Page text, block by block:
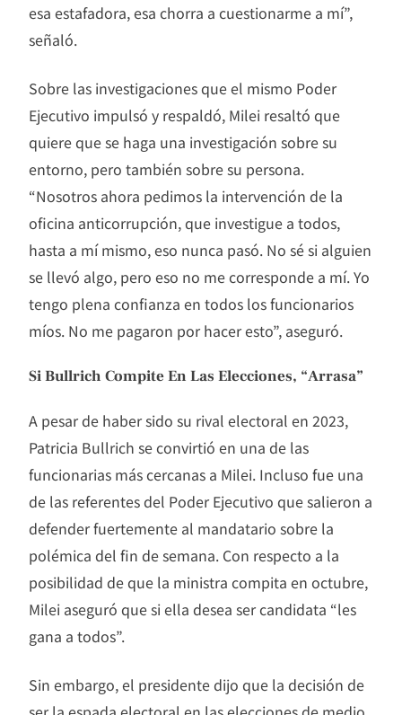
esa estafadora, esa chorra a cuestionarme a mí”,
señaló.
Sobre las investigaciones que el mismo Poder
Ejecutivo impulsó y respaldó, Milei resaltó que
quiere que se haga una investigación sobre su
entorno, pero también sobre su persona.
“Nosotros ahora pedimos la intervención de la
oficina anticorrupción, que investigue a todos,
hasta a mí mismo, eso nunca pasó. No sé si alguien
se llevó algo, pero eso no me corresponde a mí. Yo
tengo plena confianza en todos los funcionarios
míos. No me pagaron por hacer esto”, aseguró.
Si Bullrich Compite En Las Elecciones, “arrasa”
A pesar de haber sido su rival electoral en 2023,
Patricia Bullrich se convirtió en una de las
funcionarias más cercanas a Milei. Incluso fue una
de las referentes del Poder Ejecutivo que salieron a
defender fuertemente al mandatario sobre la
polémica del fin de semana. Con respecto a la
posibilidad de que la ministra compita en octubre,
Milei aseguró que si ella desea ser candidata “les
gana a todos”.
Sin embargo, el presidente dijo que la decisión de